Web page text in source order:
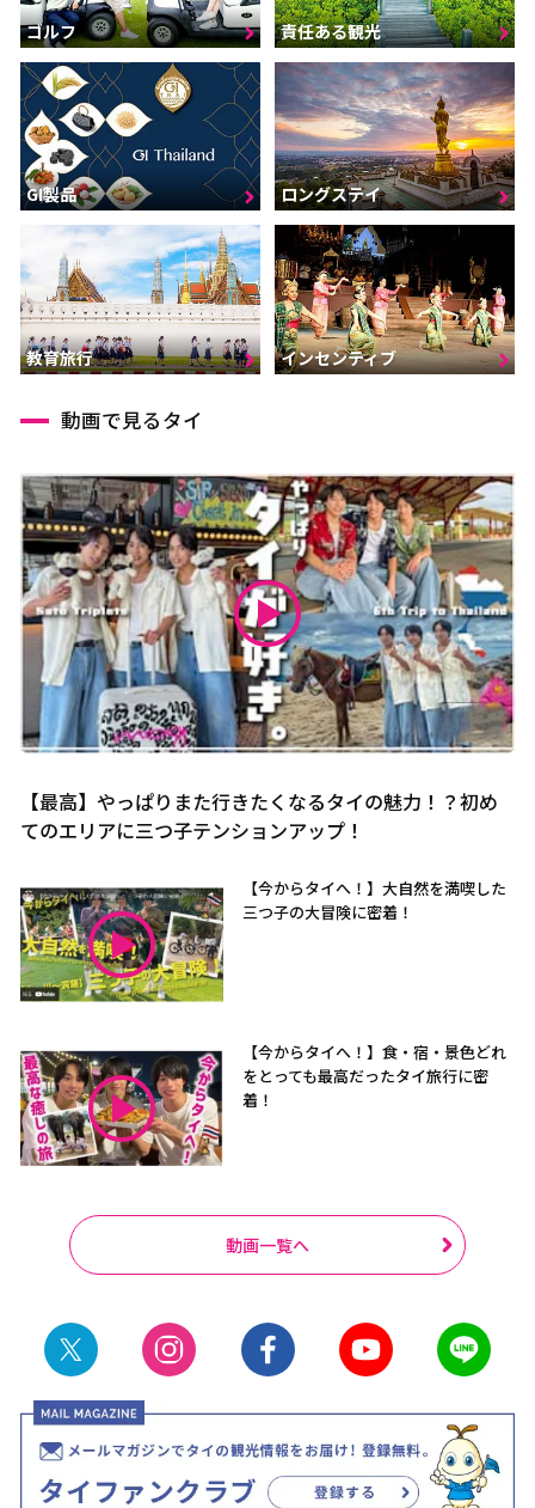
ゴルフ 責任ある観光
GI製品 ロングステイ
教育旅行 インセンティブ
動画で見るタイ
【最高】やっぱりまた行きたくなるタイの魅力！？初め
てのエリアに三つ子テンションアップ！
【今からタイへ！】大自然を満喫した
三つ子の大冒険に密着！
【今からタイへ！】食・宿・景色どれ
をとっても最高だったタイ旅行に密
着！
動画一覧へ